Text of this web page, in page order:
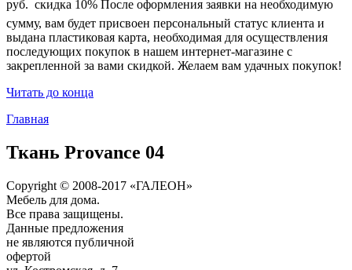
руб.  скидка 10% После оформления заявки на необходимую
сумму, вам будет присвоен персональный статус клиента и
выдана пластиковая карта, необходимая для осуществления
последующих покупок в нашем интернет-магазине с
закрепленной за вами скидкой. Желаем вам удачных покупок!
Читать до конца
Главная
Ткань Provance 04
Copyright © 2008-2017 «ГАЛЕОН»
Мебель для дома.
Все права защищены.
Данные предложения
не являются публичной
офертой